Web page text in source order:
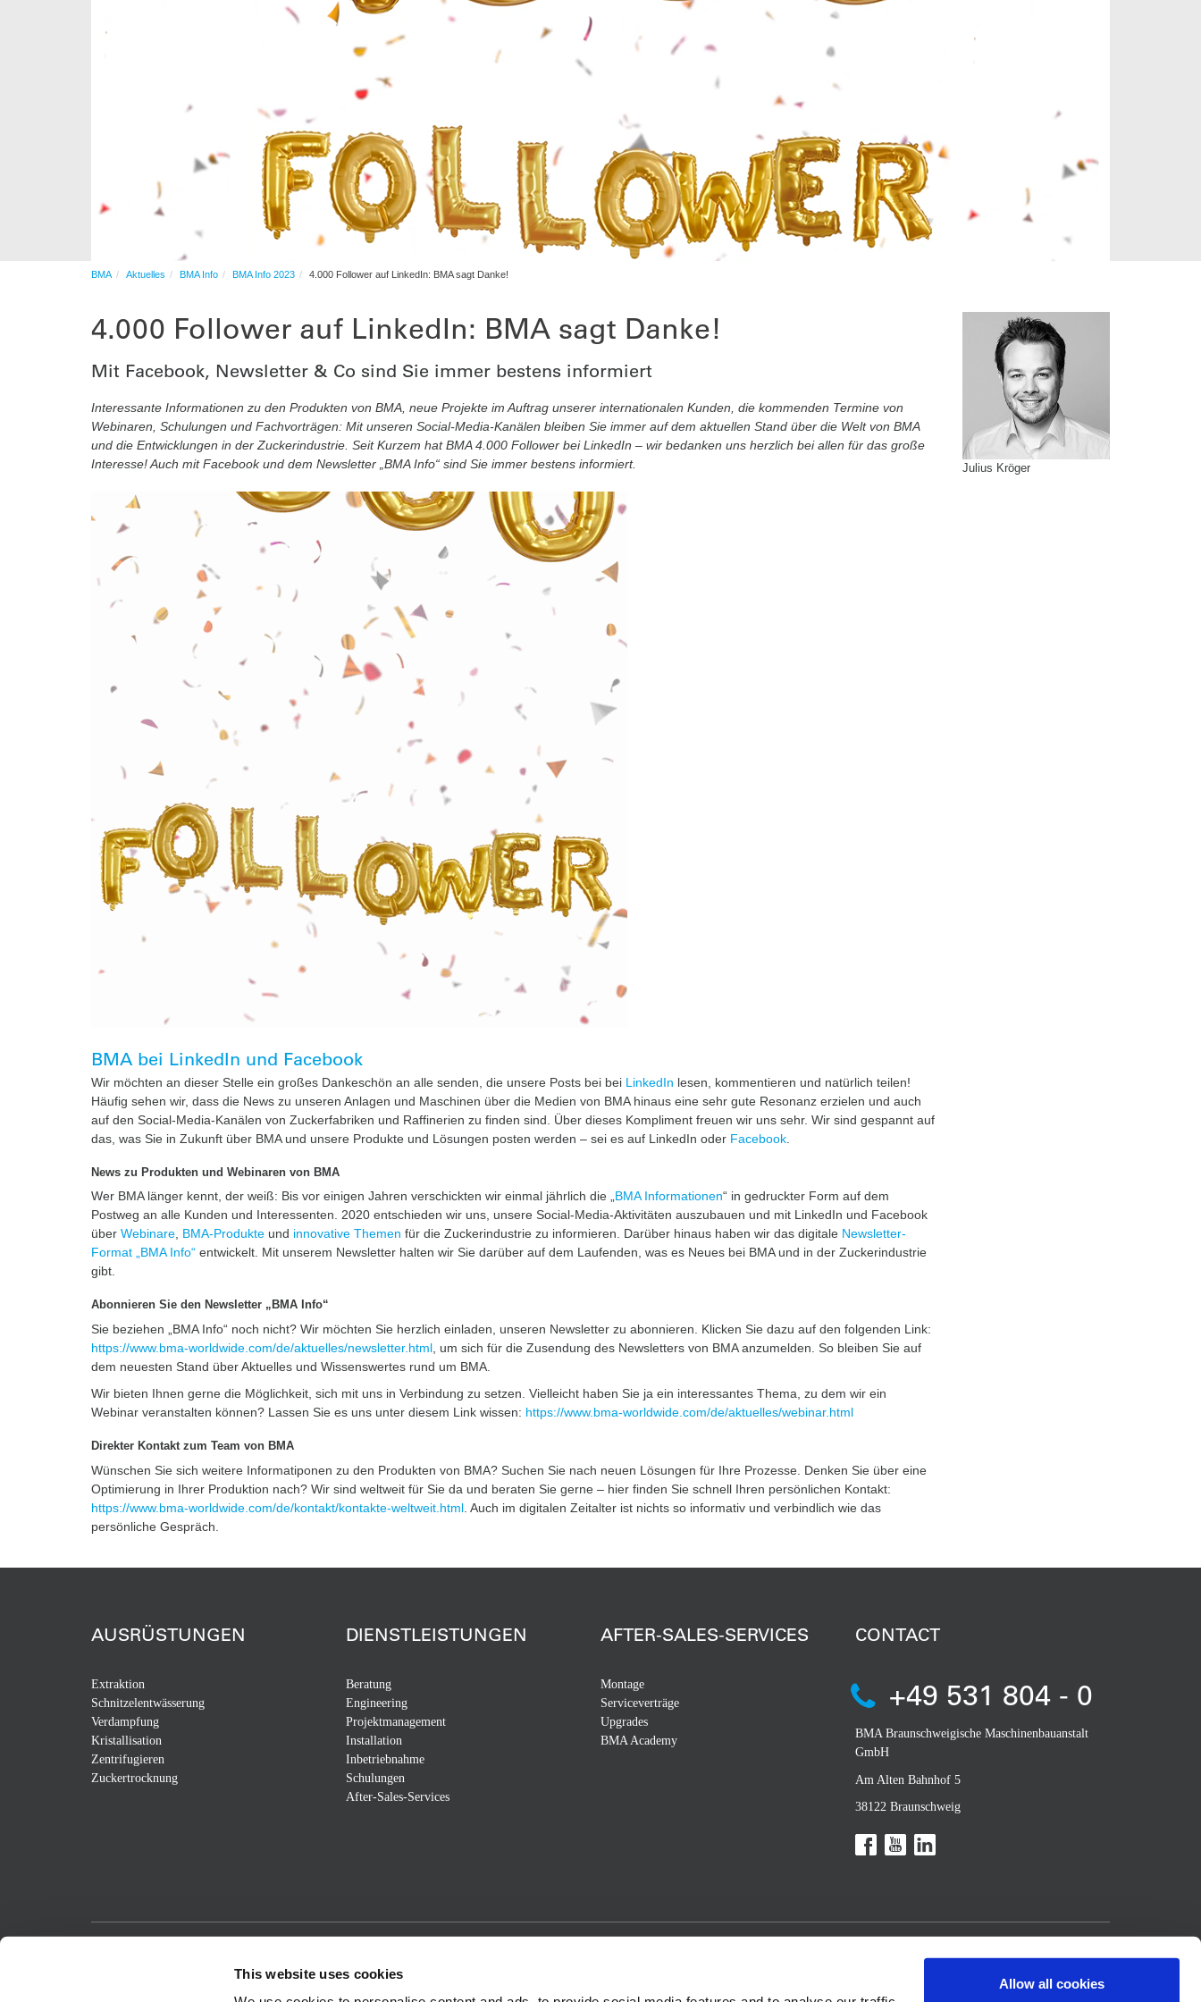
This website uses cookies
Allow all cookies
BMA Aktuelles BMA Info BMA Info 2023 4.000 Follower auf LinkedIn: BMA sagt Danke!
4.000 Follower auf LinkedIn: BMA sagt Danke!
Mit Facebook, Newsletter & Co sind Sie immer bestens informiert
Interessante Informationen zu den Produkten von BMA, neue Projekte im Auftrag unserer internationalen Kunden, die kommenden Termine von
Webinaren, Schulungen und Fachvorträgen: Mit unseren Social-Media-Kanälen bleiben Sie immer auf dem aktuellen Stand über die Welt von BMA
und die Entwicklungen in der Zuckerindustrie. Seit Kurzem hat BMA 4.000 Follower bei LinkedIn – wir bedanken uns herzlich bei allen für das große
Interesse! Auch mit Facebook und dem Newsletter „BMA Info“ sind Sie immer bestens informiert.
BMA bei LinkedIn und Facebook
​​Wir möchten an dieser Stelle ein großes Dankeschön an alle senden, die unsere Posts bei bei ​ LinkedIn lesen, kommentieren und natürlich teilen!
Häufig sehen wir, dass die News zu unseren Anlagen und Maschinen über die Medien von BMA hinaus eine sehr gute Resonanz erzielen und auch
auf den Social-Media-Kanälen von Zuckerfabriken und Raffinerien zu finden sind. Über dieses Kompliment freuen wir uns sehr. Wir sind gespannt auf
das, was Sie in Zukunft über BMA und unsere Produkte und Lösungen posten werden – sei es auf LinkedIn oder ​ Facebook
News zu Produkten und Webinaren von BMA
Wer BMA länger kennt, der weiß: Bis vor einigen Jahren verschickten wir einmal jährlich die „​ BMA Informationen“ in gedruckter Form auf dem
Postweg an alle Kunden und Interessenten. 2020 entschieden wir uns, unsere Social-Media-Aktivitäten auszubauen und mit LinkedIn und Facebook
über ​Webinare BMA-Produkte und ​innovative Themen für die Zuckerindustrie zu informieren. Darüber hinaus haben wir das digitale ​Newsletter-
Format „BMA Info“ entwickelt. Mit unserem Newsletter halten wir Sie darüber auf dem Laufenden, was es Neues bei BMA und in der Zuckerindustrie
gibt.
Abonnieren Sie den Newsletter „BMA Info“
Sie beziehen „BMA Info“ noch nicht? Wir möchten Sie herzlich einladen, unseren Newsletter zu abonnieren. Klicken Sie dazu auf den folgenden Link:
https://www.bma-worldwide.com/de/aktuelles/newsletter.html , um sich für die Zusendung des Newsletters von BMA anzumelden. So bleiben Sie auf
dem neuesten Stand über Aktuelles und Wissenswertes rund um BMA.
Wir bieten Ihnen gerne die Möglichkeit, sich mit uns in Verbindung zu setzen. Vielleicht haben Sie ja ein interessantes Thema, zu dem wir ein
Webinar veranstalten können? Lassen Sie es uns unter diesem Link wissen: https://www.bma-worldwide.com/de/aktuelles/webinar.html
Direkter Kontakt zum Team von BMA
Wünschen Sie sich weitere Informatiponen zu den Produkten von BMA? Suchen Sie nach neuen Lösungen für Ihre Prozesse. Denken Sie über eine
Optimierung in Ihrer Produktion nach? Wir sind weltweit für Sie da und beraten Sie gerne – hier finden Sie schnell Ihren persönlichen Kontakt:
https://www.bma-worldwide.com/de/kontakt/kontakte-weltweit.html . Auch im digitalen Zeitalter ist nichts so informativ und verbindlich wie das
persönliche Gespräch.
Julius Kröger
AUSRÜSTUNGEN
Extraktion
Schnitzelentwässerung
Verdampfung
Kristallisation
Zentrifugieren
Zuckertrocknung
DIENSTLEISTUNGEN
Beratung
Engineering
Projektmanagement
Installation
Inbetriebnahme
Schulungen
After-Sales-Services
AFTER-SALES-SERVICES
Montage
Serviceverträge
Upgrades
BMA Academy
CONTACT
+49 531 804 - 0
BMA Braunschweigische Maschinenbauanstalt
GmbH
Am Alten Bahnhof 5
38122 Braunschweig